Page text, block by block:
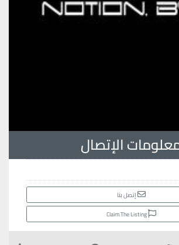
الإتصال
إتصل بنا
Claim The Listing